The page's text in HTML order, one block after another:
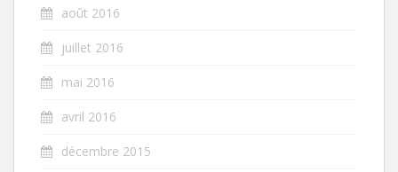
août 2016
juillet 2016
mai 2016
avril 2016
décembre 2015